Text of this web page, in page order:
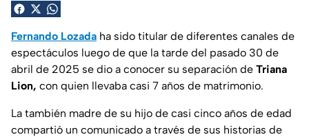
Fernando Lozada ha sido titular de diferentes canales de
espectáculos luego de que la tarde del pasado 30 de
abril de 2025 se dio a conocer su separación de Triana
Lion, con quien llevaba casi 7 años de matrimonio.
La también madre de su hijo de casi cinco años de edad
compartió un comunicado a través de sus historias de